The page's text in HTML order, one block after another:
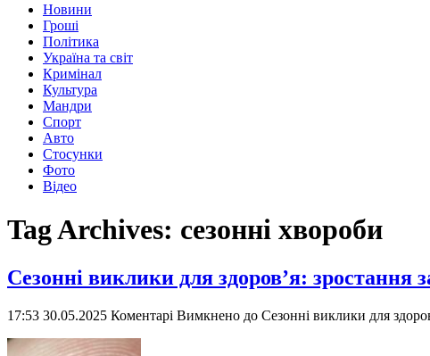
Новини
Гроші
Політика
Україна та світ
Кримінал
Культура
Мандри
Спорт
Авто
Стосунки
Фото
Відео
Tag Archives: сезонні хвороби
Сезонні виклики для здоров’я:
17:53 30.05.2025 Коментарі Вимкнено до Сезонні виклики для